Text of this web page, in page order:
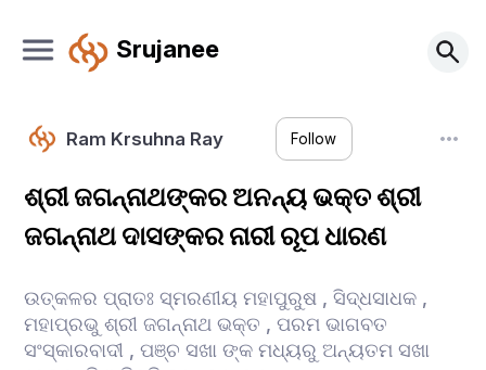
Srujanee
Ram Krsuhna Ray Follow
ଶ୍ରୀ ଜଗନ୍ନାଥଙ୍କର ଅନନ୍ୟ ଭକ୍ତ ଶ୍ରୀ
ଜଗନ୍ନାଥ ଦାସଙ୍କର ନାରୀ ରୂପ ଧାରଣ
ଉତ୍କଳର ପ୍ରାତଃ ସ୍ମରଣୀୟ ମହାପୁରୁଷ , ସିଦ୍ଧସାଧକ ,
ମହାପ୍ରଭୁ ଶ୍ରୀ ଜଗନ୍ନାଥ ଭକ୍ତ , ପରମ ଭାଗବତ
ସଂସ୍କାରବାଦୀ , ପଞ୍ଚ ସଖା ଙ୍କ ମଧ୍ୟରୁ ଅନ୍ୟତମ ସଖା